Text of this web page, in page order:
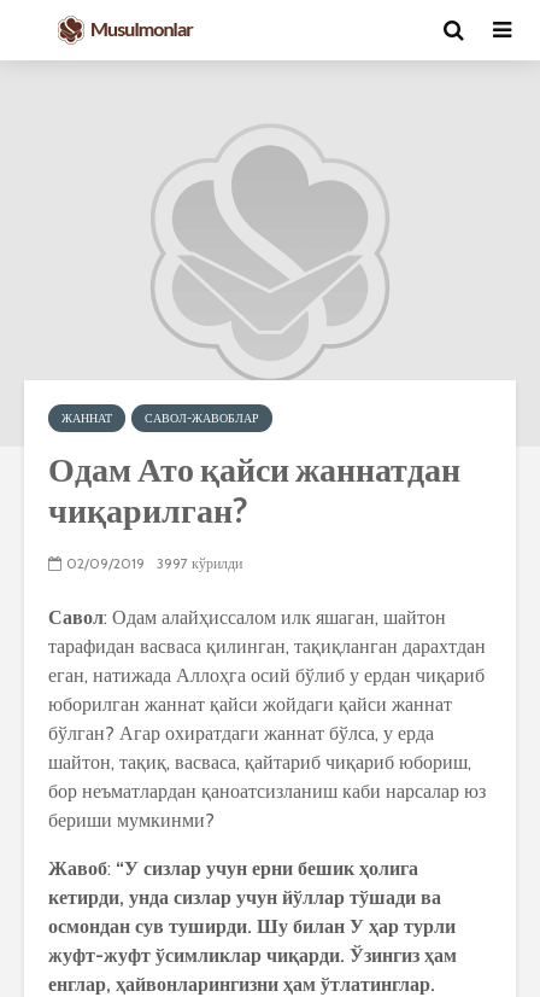
ЖАННАТ САВОЛ-ЖАВОБЛАР
Одам Ато қайси жаннатдан
чиқарилган?
02/09/2019 3997 кўрилди
Савол: Одам алайҳиссалом илк яшаган, шайтон
тарафидан васваса қилинган, тақиқланган дарахтдан
еган, натижада Аллоҳга осий бўлиб у ердан чиқариб
юборилган жаннат қайси жойдаги қайси жаннат
бўлган? Агар охиратдаги жаннат бўлса, у ерда
шайтон, тақиқ, васваса, қайтариб чиқариб юбориш,
бор неъматлардан қаноатсизланиш каби нарсалар юз
бериши мумкинми?
Жавоб: “У сизлар учун ерни бешик ҳолига
кетирди, унда сизлар учун йўллар тўшади ва
осмондан сув туширди. Шу билан У ҳар турли
жуфт-жуфт ўсимликлар чиқарди. Ўзингиз ҳам
енглар, ҳайвонларингизни ҳам ўтлатинглар.